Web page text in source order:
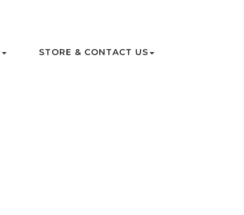
STORE & CONTACT US